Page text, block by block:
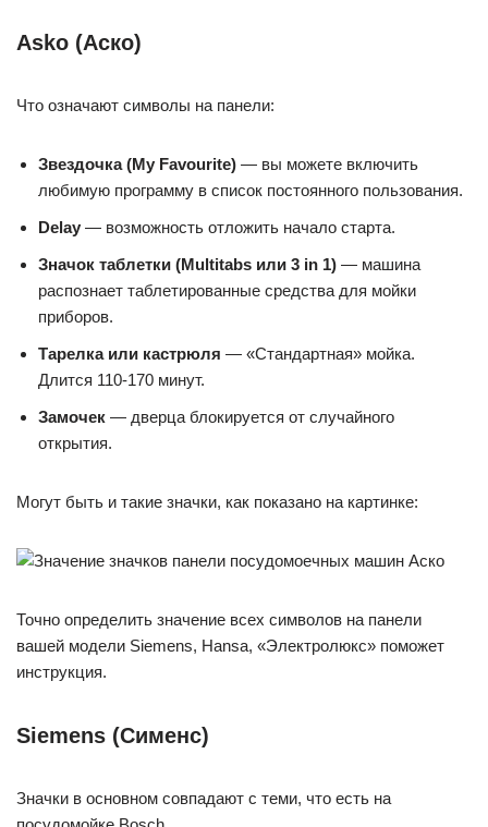
Asko (Аско)
Что означают символы на панели:
Звездочка (My Favourite) — вы можете включить
любимую программу в список постоянного пользования.
Delay — возможность отложить начало старта.
Значок таблетки (Multitabs или 3 in 1) — машина
распознает таблетированные средства для мойки
приборов.
Тарелка или кастрюля — «Стандартная» мойка.
Длится 110-170 минут.
Замочек — дверца блокируется от случайного
открытия.
Могут быть и такие значки, как показано на картинке:
Точно определить значение всех символов на панели
вашей модели Siemens, Hansa, «Электролюкс» поможет
инструкция.
Siemens (Сименс)
Значки в основном совпадают с теми, что есть на